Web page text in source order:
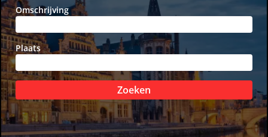
Omschrijving
Plaats
Zoeken